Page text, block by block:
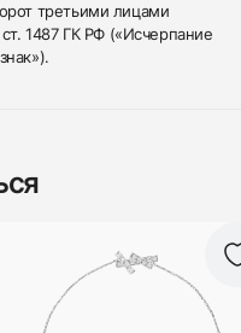
третьими лицами
1487 ГК РФ («Исчерпание